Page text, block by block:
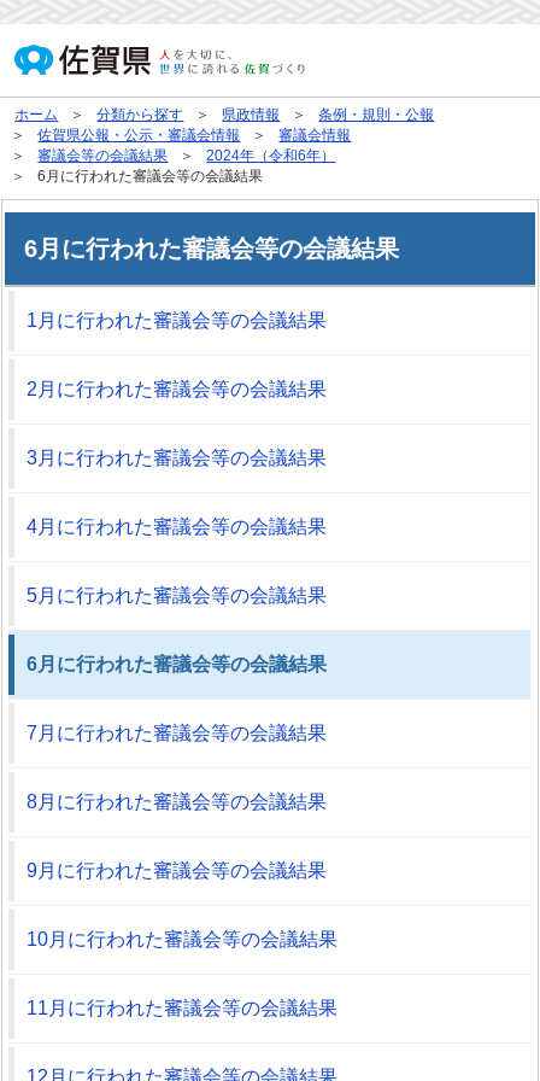
ホーム 分類から探す 県政情報
条例・規則・公報
佐賀県公報・公示・審議会情報
審議会情報
審議会等の会議結果
2024年（令和6年）
6月に行われた審議会等の会議結果
6月に行われた審議会等の会議結果
1月に行われた審議会等の会議結果
2月に行われた審議会等の会議結果
3月に行われた審議会等の会議結果
4月に行われた審議会等の会議結果
5月に行われた審議会等の会議結果
6月に行われた審議会等の会議結果
7月に行われた審議会等の会議結果
8月に行われた審議会等の会議結果
9月に行われた審議会等の会議結果
10月に行われた審議会等の会議結果
11月に行われた審議会等の会議結果
12月に行われた審議会等の会議結果